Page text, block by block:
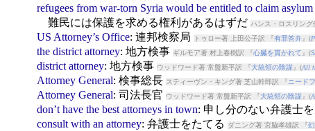
refugees from war-torn Syria would be entitled to claim asylum
難民には保護を求める権利があるはずだ ハンス・ロスリン
US Attorney’s Office: 連邦検察局 トゥロー著 上田公子訳 『有罪答弁』(
the district attorney: 地方検事 ギルモア著 村上春樹訳 『心臓を貫かれて 』(
district attorney: 地方検事 ウッドワード著 常盤新平訳 『大統領の陰謀』(All
Attorney General: 検事総長 スティーヴン・キング著 芝山幹郎訳 『 ニード
Attorney General: 司法長官 ウッドワード著 常盤新平訳 『大統領の陰謀』(
don’t have the best attorneys in town: 申し分のない弁護士
consult with an attorney: 弁護士をたてる ダニング著 宮脇孝雄訳 『